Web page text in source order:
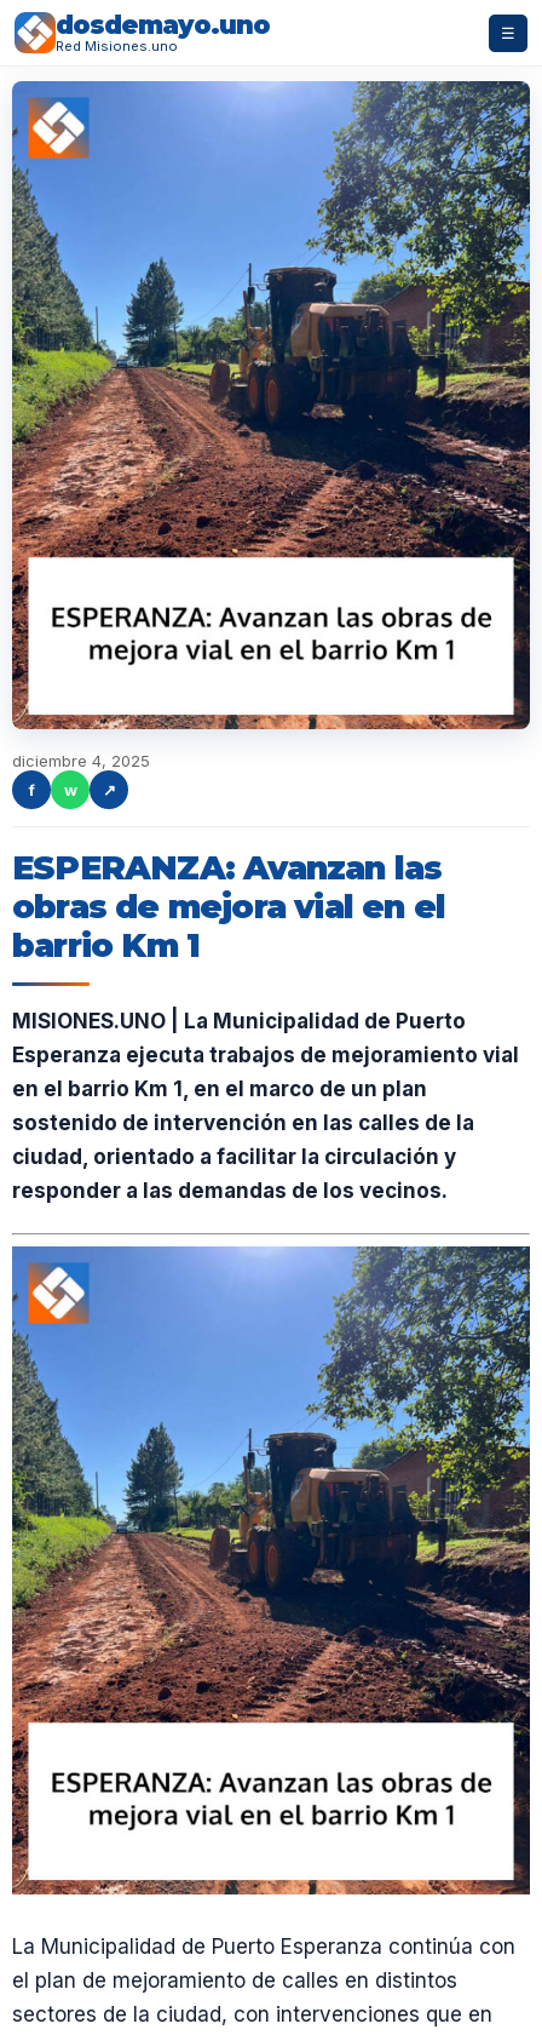
dosdemayo.uno
Red Misiones.uno
☰
diciembre 4, 2025
f
w ↗
ESPERANZA: Avanzan las
obras de mejora vial en el
barrio Km 1
MISIONES.UNO | La Municipalidad de Puerto
Esperanza ejecuta trabajos de mejoramiento vial
en el barrio Km 1, en el marco de un plan
sostenido de intervención en las calles de la
ciudad, orientado a facilitar la circulación y
responder a las demandas de los vecinos.
La Municipalidad de Puerto Esperanza continúa con
el plan de mejoramiento de calles en distintos
sectores de la ciudad, con intervenciones que en